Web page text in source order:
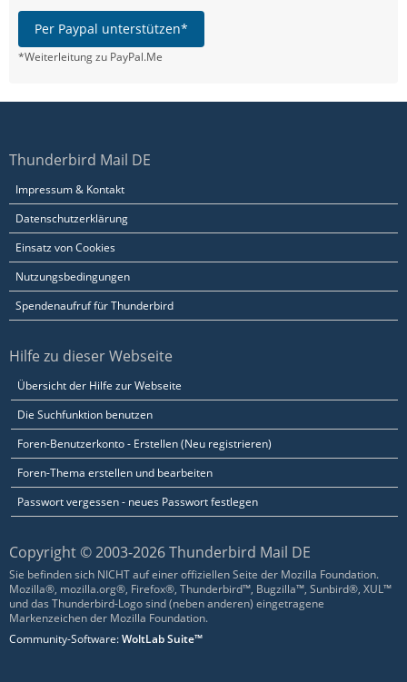
Per Paypal unterstützen*
*Weiterleitung zu PayPal.Me
Thunderbird Mail DE
Impressum & Kontakt
Datenschutzerklärung
Einsatz von Cookies
Nutzungsbedingungen
Spendenaufruf für Thunderbird
Hilfe zu dieser Webseite
Übersicht der Hilfe zur Webseite
Die Suchfunktion benutzen
Foren-Benutzerkonto - Erstellen (Neu registrieren)
Foren-Thema erstellen und bearbeiten
Passwort vergessen - neues Passwort festlegen
Copyright © 2003-2026 Thunderbird Mail DE
Sie befinden sich NICHT auf einer offiziellen Seite der Mozilla Foundation.
Mozilla®, mozilla.org®, Firefox®, Thunderbird™, Bugzilla™, Sunbird®, XUL™
und das Thunderbird-Logo sind (neben anderen) eingetragene
Markenzeichen der Mozilla Foundation.
Community-Software:WoltLab Suite™